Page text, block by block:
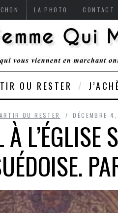
LA PHOTO CONTACT
OU RESTER
OU RESTER DÉCEMBRE
L’ÉGLISE